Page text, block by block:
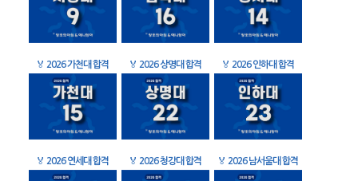
🏅 2026 가천대 합격 🏅 2026 상명대 합격 🏅 2026 인하대 합격
🏅 2026 연세대 합격 🏅 2026 청강대 합격 🏅 2026 남서울대 합격